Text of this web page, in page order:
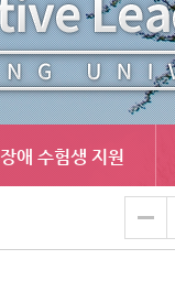
장애 수험생 지원
축소